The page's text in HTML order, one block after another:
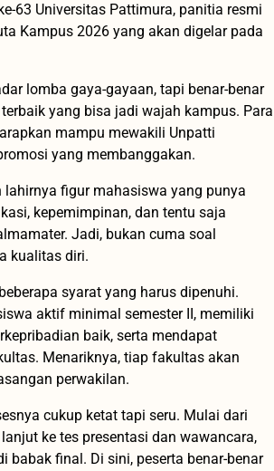
63 Universitas Pattimura, panitia resmi
Kampus 2026 yang akan digelar pada
lomba gaya-gayaan, tapi benar-benar
yang bisa jadi wajah kampus. Para
mampu mewakili Unpatti
yang membanggakan.
lahirnya figur mahasiswa yang punya
kepemimpinan, dan tentu saja
Jadi, bukan cuma soal
kualitas diri.
syarat yang harus dipenuhi.
aktif minimal semester II, memiliki
baik, serta mendapat
Menariknya, tiap fakultas akan
perwakilan.
cukup ketat tapi seru. Mulai dari
ke tes presentasi dan wawancara,
babak final. Di sini, peserta benar-benar